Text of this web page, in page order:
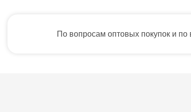
По вопросам оптовых покупок и